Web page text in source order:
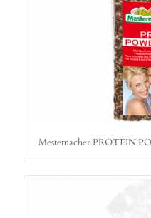
Mestemacher PROTEIN